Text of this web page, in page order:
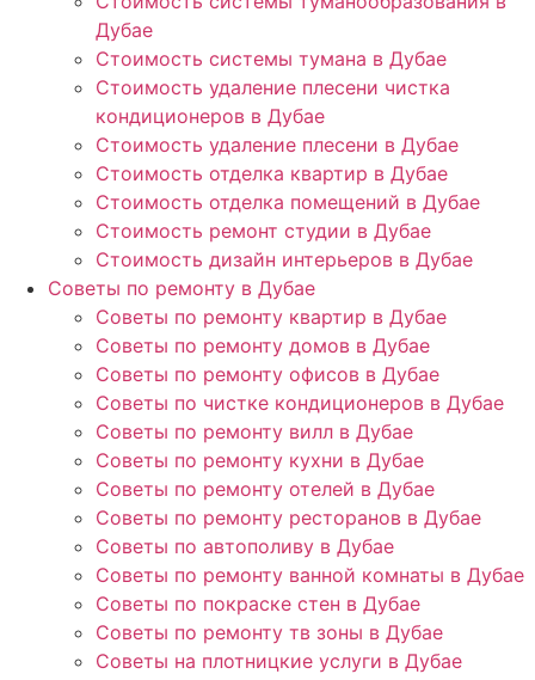
Дубае
Стоимость системы тумана в Дубае
Стоимость удаление плесени чистка
кондиционеров в Дубае
Стоимость удаление плесени в Дубае
Стоимость отделка квартир в Дубае
Стоимость отделка помещений в Дубае
Стоимость ремонт студии в Дубае
Стоимость дизайн интерьеров в Дубае
Советы по ремонту в Дубае
Советы по ремонту квартир в Дубае
Советы по ремонту домов в Дубае
Советы по ремонту офисов в Дубае
Советы по чистке кондиционеров в Дубае
Советы по ремонту вилл в Дубае
Советы по ремонту кухни в Дубае
Советы по ремонту отелей в Дубае
Советы по ремонту ресторанов в Дубае
Советы по автополиву в Дубае
Советы по ремонту ванной комнаты в Дубае
Советы по покраске стен в Дубае
Советы по ремонту тв зоны в Дубае
Советы на плотницкие услуги в Дубае